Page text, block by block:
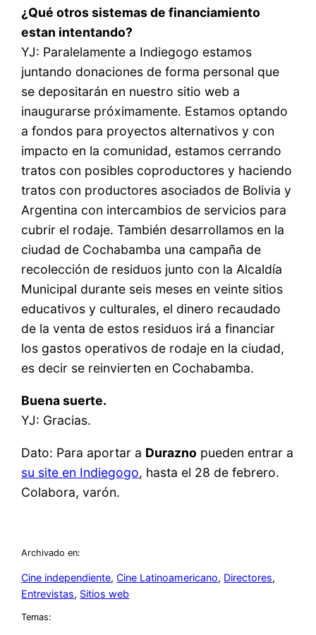
¿Qué otros sistemas de financiamiento
estan intentando?
YJ: Paralelamente a Indiegogo estamos
juntando donaciones de forma personal que
se depositarán en nuestro sitio web a
inaugurarse próximamente. Estamos optando
a fondos para proyectos alternativos y con
impacto en la comunidad, estamos cerrando
tratos con posibles coproductores y haciendo
tratos con productores asociados de Bolivia y
Argentina con intercambios de servicios para
cubrir el rodaje. También desarrollamos en la
ciudad de Cochabamba una campaña de
recolección de residuos junto con la Alcaldía
Municipal durante seis meses en veinte sitios
educativos y culturales, el dinero recaudado
de la venta de estos residuos irá a financiar
los gastos operativos de rodaje en la ciudad,
es decir se reinvierten en Cochabamba.
Buena suerte.
YJ: Gracias.
Dato: Para aportar a Durazno pueden entrar a
su site en Indiegogo, hasta el 28 de febrero.
Colabora, varón.
Archivado en:
Cine independiente, Cine Latinoamericano, Directores
Entrevistas, Sitios web
Temas: